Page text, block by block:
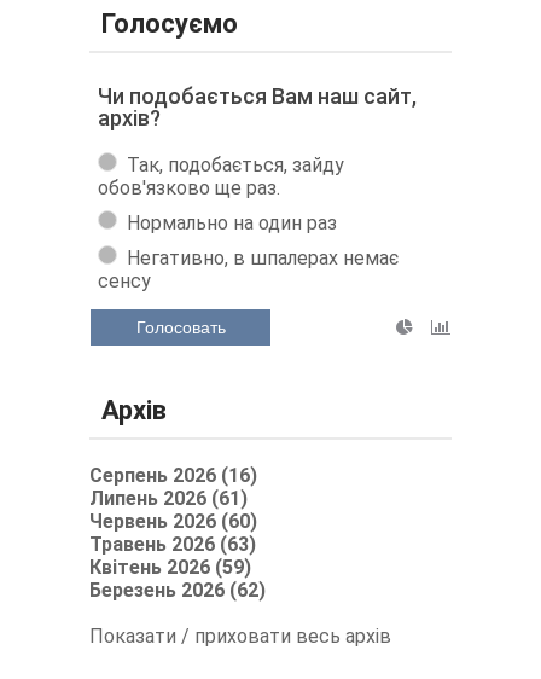
Голосуємо
Чи подобається Вам наш сайт,
архів?
Так, подобається, зайду
обов'язково ще раз.
Нормально на один раз
Негативно, в шпалерах немає
сенсу
Голосовать
Архів
Серпень 2026 (16)
Липень 2026 (61)
Червень 2026 (60)
Травень 2026 (63)
Квітень 2026 (59)
Березень 2026 (62)
Показати / приховати весь архів